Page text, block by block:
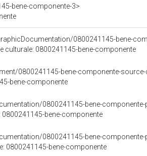
bene-componente-3>
culturale: 0800241145-bene-componente
0800241145-bene-componente-source-
bene-componente
bene-componente
0800241145-bene-componente